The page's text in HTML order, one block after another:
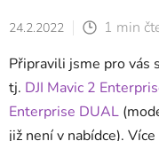
24.2.2022
1 min
Připravili jsme pro vás
tj. DJI Mavic 2
Enterprise DUAL
již není v nabídce).